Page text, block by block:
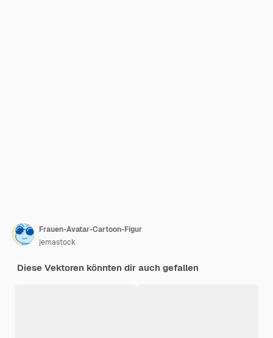
Frauen-Avatar-Cartoon-Figur
jemastock
Diese Vektoren könnten dir auch gefallen